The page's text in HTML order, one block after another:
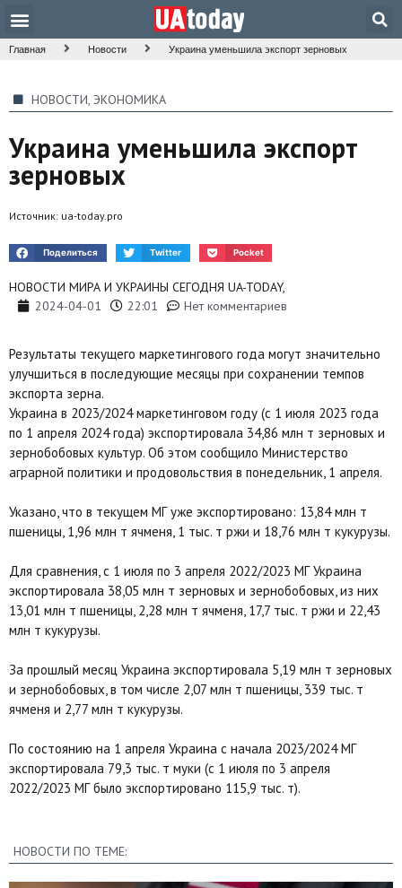
Главная Новости Украина уменьшила экспорт зерновых
НОВОСТИ, ЭКОНОМИКА
Украина уменьшила экспорт
зерновых
Источник: ua-today.pro
Поделиться Twitter Pocket
НОВОСТИ МИРА И УКРАИНЫ СЕГОДНЯ UA-TODAY,
2024-04-01
22:01 Нет комментариев
Результаты текущего маркетингового года могут значительно
улучшиться в последующие месяцы при сохранении темпов
экспорта зерна.
Украина в 2023/2024 маркетинговом году (с 1 июля 2023 года
по 1 апреля 2024 года) экспортировала 34,86 млн т зерновых и
зернобобовых культур. Об этом сообщило Министерство
аграрной политики и продовольствия в понедельник, 1 апреля.
Указано, что в текущем МГ уже экспортировано: 13,84 млн т
пшеницы, 1,96 млн т ячменя, 1 тыс. т ржи и 18,76 млн т кукурузы.
Для сравнения, с 1 июля по 3 апреля 2022/2023 МГ Украина
экспортировала 38,05 млн т зерновых и зернобобовых, из них
13,01 млн т пшеницы, 2,28 млн т ячменя, 17,7 тыс. т ржи и 22,43
млн т кукурузы.
За прошлый месяц Украина экспортировала 5,19 млн т зерновых
и зернобобовых, в том числе 2,07 млн т пшеницы, 339 тыс. т
ячменя и 2,77 млн т кукурузы.
По состоянию на 1 апреля Украина с начала 2023/2024 МГ
экспортировала 79,3 тыс. т муки (с 1 июля по 3 апреля
2022/2023 МГ было экспортировано 115,9 тыс. т).
НОВОСТИ ПО ТЕМЕ: